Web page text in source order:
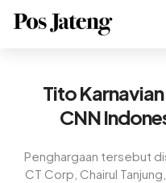
Tito
CNN
Penghargaan tersebut
CT Corp, Chairul